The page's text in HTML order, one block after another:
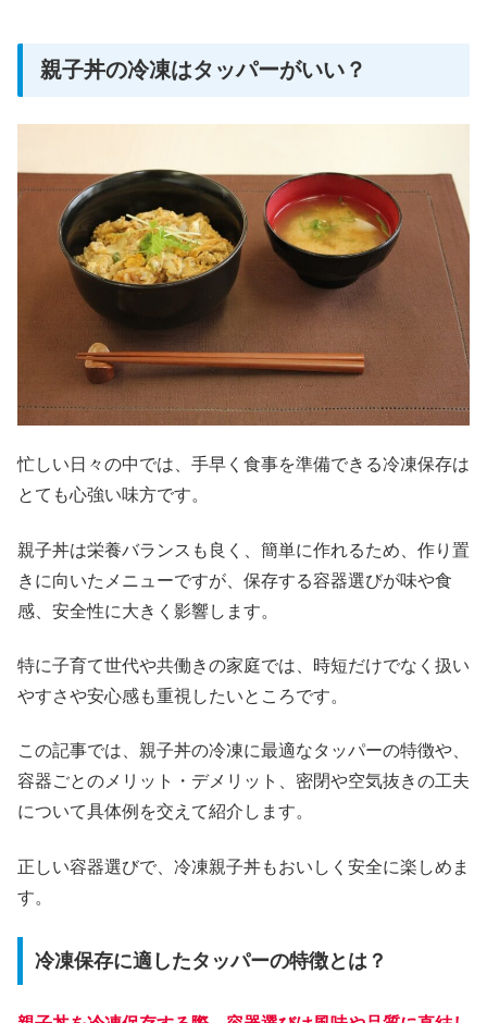
親子丼の冷凍はタッパーがいい？
忙しい日々の中では、手早く食事を準備できる冷凍保存は
とても心強い味方です。
親子丼は栄養バランスも良く、簡単に作れるため、作り置
きに向いたメニューですが、保存する容器選びが味や食
感、安全性に大きく影響します。
特に子育て世代や共働きの家庭では、時短だけでなく扱い
やすさや安心感も重視したいところです。
この記事では、親子丼の冷凍に最適なタッパーの特徴や、
容器ごとのメリット・デメリット、密閉や空気抜きの工夫
について具体例を交えて紹介します。
正しい容器選びで、冷凍親子丼もおいしく安全に楽しめま
す。
冷凍保存に適したタッパーの特徴とは？